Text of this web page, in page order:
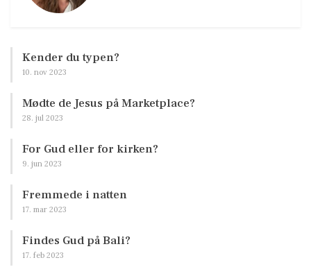
Kender du typen?
10. nov 2023
Mødte de Jesus på Marketplace?
28. jul 2023
For Gud eller for kirken?
9. jun 2023
Fremmede i natten
17. mar 2023
Findes Gud på Bali?
17. feb 2023